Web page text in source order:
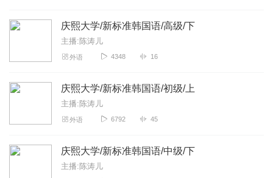
庆熙大学/新标准韩国语/高级/下
主播:陈涛儿
外语 4348 16
庆熙大学/新标准韩国语/初级/上
主播:陈涛儿
外语 6792 45
庆熙大学/新标准韩国语/中级/下
主播:陈涛儿